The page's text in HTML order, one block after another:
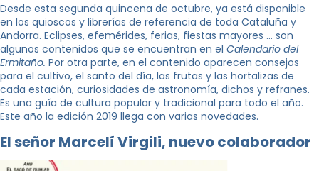
Desde esta segunda quincena de octubre, ya está disponible
en los quioscos y librerías de referencia de toda Cataluña y
Andorra. Eclipses, efemérides, ferias, fiestas mayores … son
algunos contenidos que se encuentran en el Calendario del
Ermitaño. Por otra parte, en el contenido aparecen consejos
para el cultivo, el santo del día, las frutas y las hortalizas de
cada estación, curiosidades de astronomía, dichos y refranes.
Es una guía de cultura popular y tradicional para todo el año.
Este año la edición 2019 llega con varias novedades.
El señor Marcelí Virgili, nuevo colaborador